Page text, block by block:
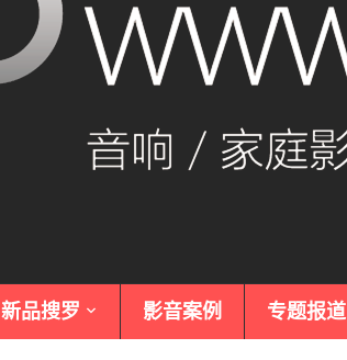
新品搜罗 影音案例 专题报道